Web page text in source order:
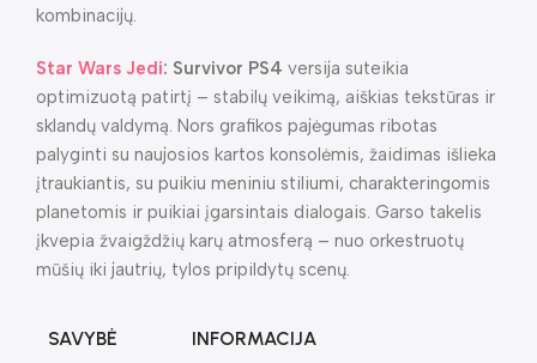
kombinacijų.
Star Wars Jedi: Survivor PS4 versija suteikia
optimizuotą patirtį – stabilų veikimą, aiškias tekstūras ir
sklandų valdymą. Nors grafikos pajėgumas ribotas
palyginti su naujosios kartos konsolėmis, žaidimas išlieka
įtraukiantis, su puikiu meniniu stiliumi, charakteringomis
planetomis ir puikiai įgarsintais dialogais. Garso takelis
įkvepia žvaigždžių karų atmosferą – nuo orkestruotų
mūšių iki jautrių, tylos pripildytų scenų.
SAVYBĖ INFORMACIJA